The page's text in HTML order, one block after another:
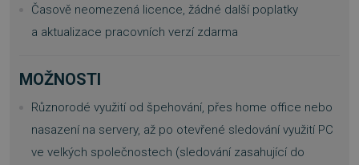
Časově neomezená licence, žádné další poplatky
a aktualizace pracovních verzí zdarma
MOŽNOSTI
Různorodé využití od špehování, přes home office nebo
nasazení na servery, až po otevřené sledování využití PC
ve velkých společnostech (sledování zasahující do